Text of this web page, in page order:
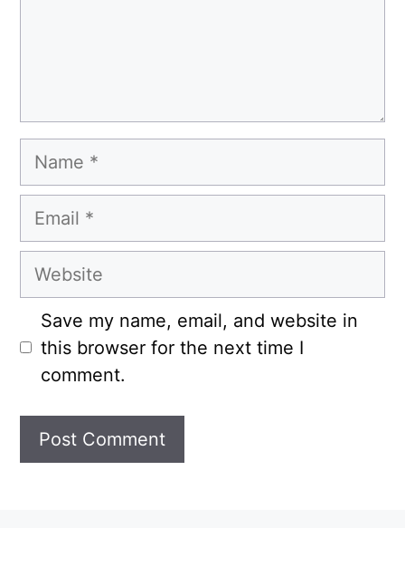
Name
Email
Website
Save my name, email, and website in
this browser for the next time I
comment.